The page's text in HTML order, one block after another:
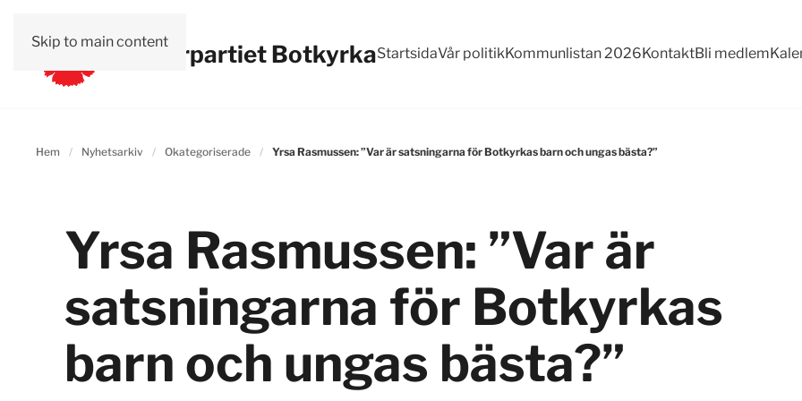
Skip to main contentVänsterpartiet BotkyrkaStartsidaVår politikKommunlistan 2026KontaktBli medlem
Hem Nyhetsarkiv Okategoriserade Yrsa Rasmussen: ”Var är satsningarna för Botkyrkas barn och ungas bästa?”
Yrsa Rasmussen: ”Var är
satsningarna för Botkyrkas
barn och ungas bästa?”